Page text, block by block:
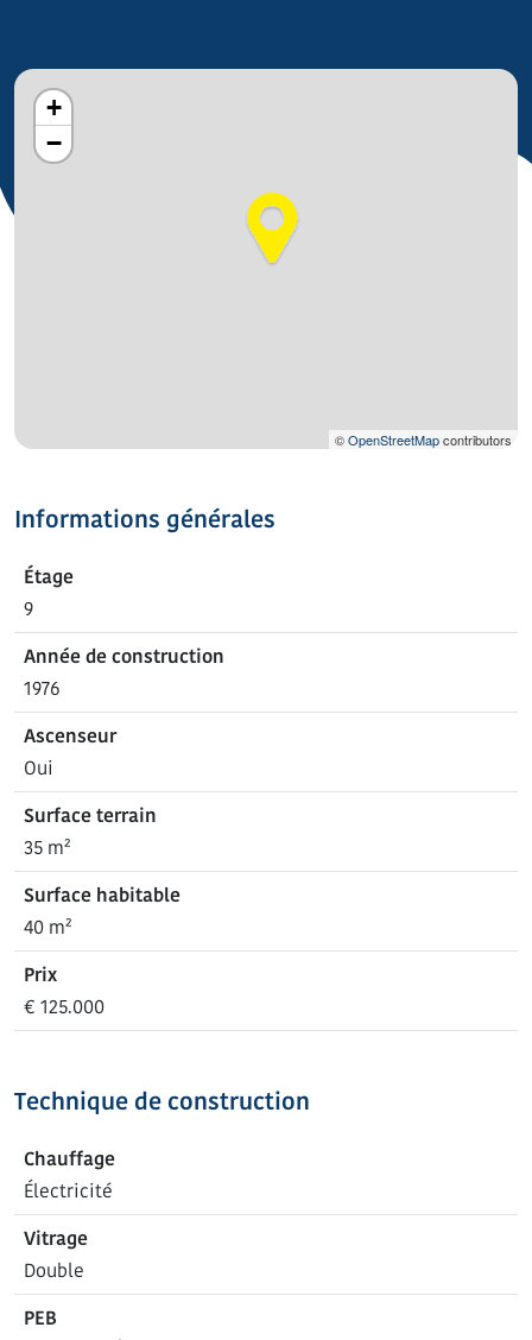
+
−
©OpenStreetMapcontributors
Informations générales
Étage
9
Année de construction
1976
Ascenseur
Oui
Surface terrain
35 m²
Surface habitable
40 m²
Prix
€ 125.000
Technique de construction
Chauffage
Électricité
Vitrage
Double
PEB